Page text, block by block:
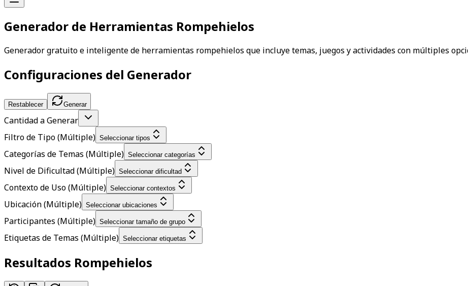
Generador de Herramientas Rompehielos
Generador gratuito e inteligente de herramientas rompehielos que incluye temas, juegos y actividades con múltiples
Configuraciones del Generador
Restablecer Generar
Cantidad a Generar
Filtro de Tipo (Múltiple) Seleccionar tipos
Categorías de Temas (Múltiple) Seleccionar categorías
Nivel de Dificultad (Múltiple) Seleccionar dificultad
Contexto de Uso (Múltiple) Seleccionar contextos
Ubicación (Múltiple) Seleccionar ubicaciones
Participantes (Múltiple) Seleccionar tamaño de grupo
Etiquetas de Temas (Múltiple) Seleccionar etiquetas
Resultados Rompehielos